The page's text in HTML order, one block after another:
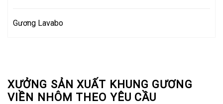
XƯỞNG SẢN XUẤT KHUNG GƯƠNG
VIỀN NHÔM THEO YÊU CẦU
Gương Lavabo